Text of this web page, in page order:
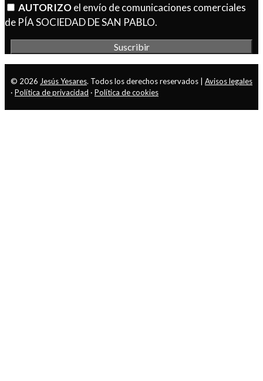
AUTORIZOel envío de comunicaciones comerciales
de PÍA SOCIEDAD DE SAN PABLO.
© 2026 Jesús Yesares. Todos los derechos reservados | Avisos legales
· Política de privacidad · Política de cookies